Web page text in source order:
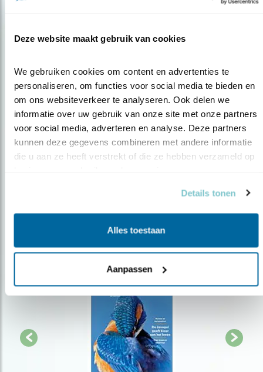
Deze website maakt gebruik van cookies
We gebruiken cookies om content en advertenties te
personaliseren, om functies voor social media te bieden en
om ons websiteverkeer te analyseren. Ook delen we
informatie over uw gebruik van onze site met onze partners
voor social media, adverteren en analyse. Deze partners
kunnen deze gegevens combineren met andere informatie
die u aan ze heeft verstrekt of die ze hebben verzameld op
Details tonen
Alles toestaan
Aanpassen
Op de hoogte blijven?
Meld je aan en ontvang nieuws, inspiratie, acties en tips
over vogels en activiteiten van Vogelbescherming.